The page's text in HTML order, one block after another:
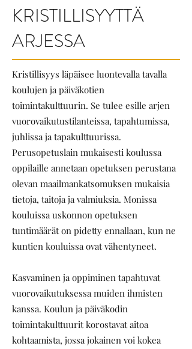
KRISTILLISYYTTÄ
ARJESSA
Kristillisyys läpäisee luontevalla tavalla
koulujen ja päiväkotien
toimintakulttuurin. Se tulee esille arjen
vuorovaikutustilanteissa, tapahtumissa,
juhlissa ja tapakulttuurissa.
Perusopetuslain mukaisesti koulussa
oppilaille annetaan opetuksen perustana
olevan maailmankatsomuksen mukaisia
tietoja, taitoja ja valmiuksia. Monissa
kouluissa uskonnon opetuksen
tuntimäärät on pidetty ennallaan, kun ne
kuntien kouluissa ovat vähentyneet.
Kasvaminen ja oppiminen tapahtuvat
vuorovaikutuksessa muiden ihmisten
kanssa. Koulun ja päiväkodin
toimintakulttuurit korostavat aitoa
kohtaamista, jossa jokainen voi kokea